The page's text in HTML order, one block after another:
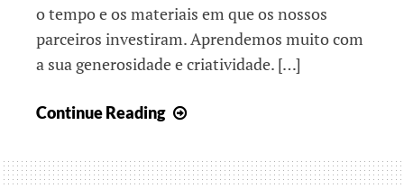
o tempo e os materiais em que os nossos
parceiros investiram. Aprendemos muito com
a sua generosidade e criatividade. […]
Continue Reading
e
contar